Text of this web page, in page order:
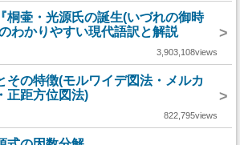
桐壷・光源氏の誕生(いづれの御時
わかりやすい現代語訳と解説
>
3,903,108views
その特徴(モルワイデ図法・メルカ
正距方位図法)
>
822,795views